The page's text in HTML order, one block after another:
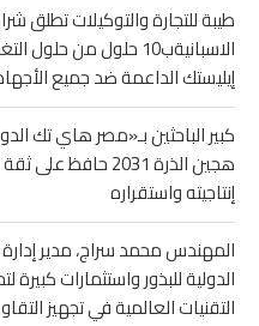
طيبة للتجارة والتوكيلات تطلق
الاسبانيةب10 حلول من
إيليستك الداعمة ضد جميع
كبير الباحثين بـ«مصر هاي تك
إنتاجيته واستقراره
المهندس محمد سراج، مدير
الدولية للبذور واستثمارات
التقنيات العالمية في تجهيز